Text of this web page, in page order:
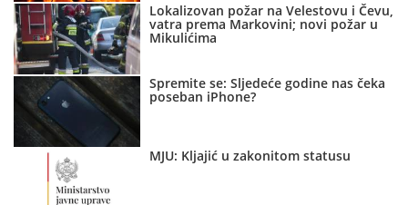
Lokalizovan požar na Velestovu i Čevu,
vatra prema Markovini; novi požar u
Mikulićima
Spremite se: Sljedeće godine nas čeka
poseban iPhone?
MJU: Kljajić u zakonitom statusu